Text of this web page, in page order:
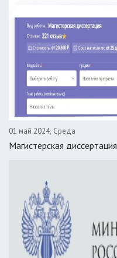
01 май 2024, Среда
Магистерская диссертация